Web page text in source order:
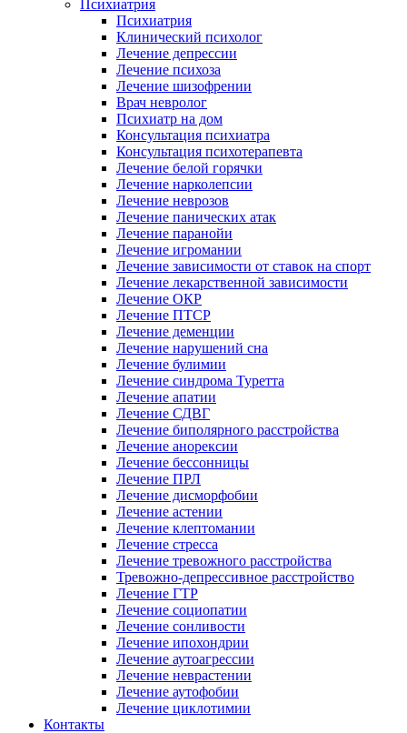
Психиатрия
Психиатрия
Клинический психолог
Лечение депрессии
Лечение психоза
Лечение шизофрении
Врач невролог
Психиатр на дом
Консультация психиатра
Консультация психотерапевта
Лечение белой горячки
Лечение нарколепсии
Лечение неврозов
Лечение панических атак
Лечение паранойи
Лечение игромании
Лечение зависимости от ставок на спорт
Лечение лекарственной зависимости
Лечение ОКР
Лечение ПТСР
Лечение деменции
Лечение нарушений сна
Лечение булимии
Лечение синдрома Туретта
Лечение апатии
Лечение СДВГ
Лечение биполярного расстройства
Лечение анорексии
Лечение бессонницы
Лечение ПРЛ
Лечение дисморфобии
Лечение астении
Лечение клептомании
Лечение стресса
Лечение тревожного расстройства
Тревожно-депрессивное расстройство
Лечение ГТР
Лечение социопатии
Лечение сонливости
Лечение ипохондрии
Лечение аутоагрессии
Лечение неврастении
Лечение аутофобии
Лечение циклотимии
Контакты